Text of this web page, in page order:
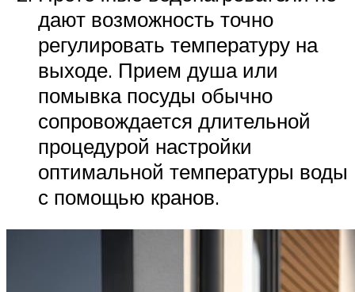
дают возможность точно
регулировать температуру на
выходе. Прием душа или
помывка посуды обычно
сопровождается длительной
процедурой настройки
оптимальной температуры воды
с помощью кранов.